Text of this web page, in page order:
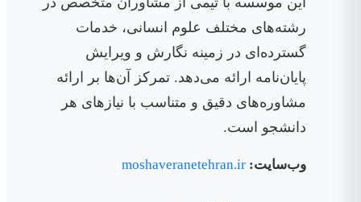
رشته‌های مختلف علوم انسانی، خدمات
گسترده‌ای در زمینه نگارش و ویرایش
پایان‌نامه ارائه می‌دهد. تمرکز آن‌ها بر ارائه
مشاوره‌های دقیق و متناسب با نیازهای هر
دانشجو است.
وب‌سایت: moshaveranetehran.ir